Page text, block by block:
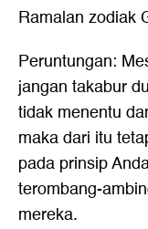
Ramalan zodiak
Peruntungan:
jangan takabur
tidak menentu
maka dari itu
pada prinsip
terombang-
mereka.